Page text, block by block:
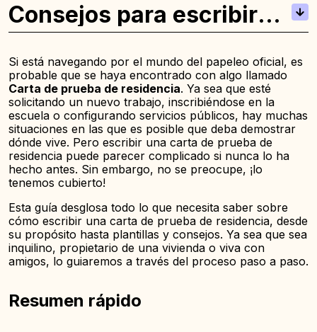
Consejos para escribir
una carta de prueba de
residencia efectiva
Si está navegando por el mundo del papeleo oficial, es
probable que se haya encontrado con algo llamado
Carta de prueba de residencia. Ya sea que esté
solicitando un nuevo trabajo, inscribiéndose en la
escuela o configurando servicios públicos, hay muchas
situaciones en las que es posible que deba demostrar
dónde vive. Pero escribir una carta de prueba de
residencia puede parecer complicado si nunca lo ha
hecho antes. Sin embargo, no se preocupe, ¡lo
tenemos cubierto!
Esta guía desglosa todo lo que necesita saber sobre
cómo escribir una carta de prueba de residencia, desde
su propósito hasta plantillas y consejos. Ya sea que sea
inquilino, propietario de una vivienda o viva con
amigos, lo guiaremos a través del proceso paso a paso.
Resumen rápido